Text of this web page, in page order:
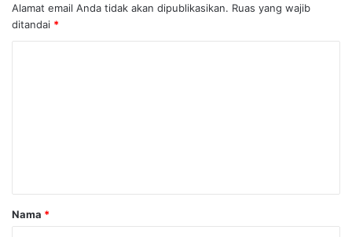
Alamat email Anda tidak akan dipublikasikan. Ruas yang wajib
ditandai *
Nama *